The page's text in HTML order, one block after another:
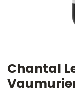
Chantal